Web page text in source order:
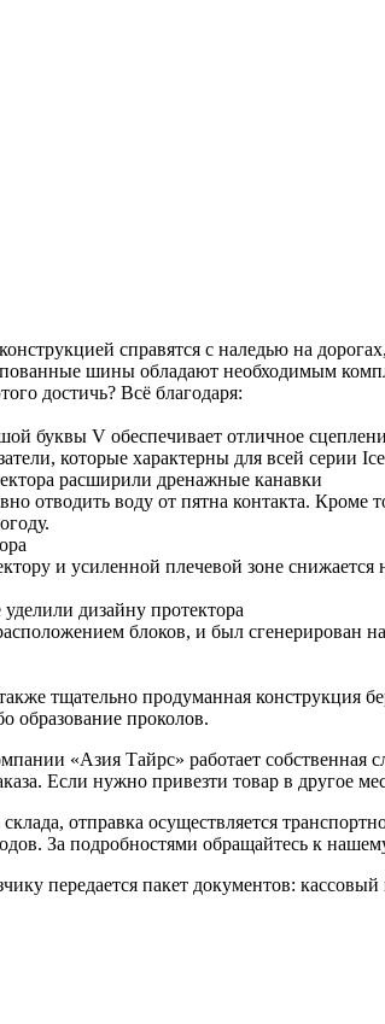
справятся с наледью на
шины обладают необходимым
достичь? Всё благодаря:
буквы V обеспечивает отличное
которые характерны для всей серии
расширили дренажные канавки
отводить воду от пятна контакта.
и усиленной плечевой зоне снижается
дизайну протектора
блоков, и был сгенерирован
тщательно продуманная
образование проколов.
«Азия Тайрс» работает собственная
Если нужно привезти товар в другое
отправка осуществляется
За подробностями обращайтесь к
передается пакет документов: